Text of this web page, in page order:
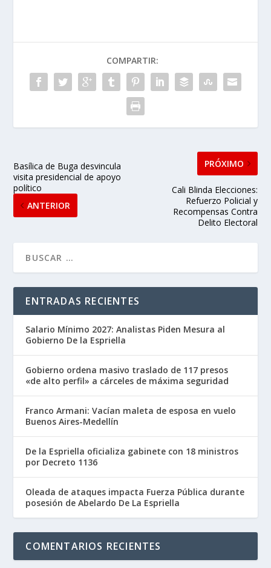
COMPARTIR:
Basílica de Buga desvincula
visita presidencial de apoyo
político
ANTERIOR
PRÓXIMO
Cali Blinda Elecciones:
Refuerzo Policial y
Recompensas Contra
Delito Electoral
ENTRADAS RECIENTES
Salario Mínimo 2027: Analistas Piden Mesura al
Gobierno De la Espriella
Gobierno ordena masivo traslado de 117 presos
«de alto perfil» a cárceles de máxima seguridad
Franco Armani: Vacían maleta de esposa en vuelo
Buenos Aires-Medellín
De la Espriella oficializa gabinete con 18 ministros
por Decreto 1136
Oleada de ataques impacta Fuerza Pública durante
posesión de Abelardo De La Espriella
COMENTARIOS RECIENTES